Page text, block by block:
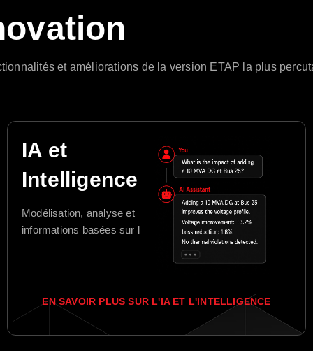
et améliorations de la version ETAP la plus
IA et
Intelligence
Modélisation, analyse et
informations basées sur l'IA.
EN SAVOIR PLUS SUR L'IA ET L'INTELLIGENCE